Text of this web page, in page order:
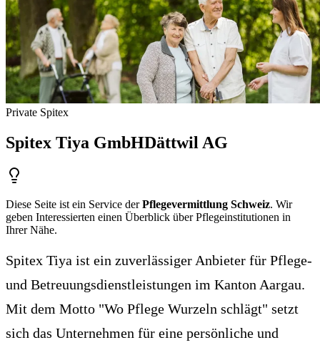
Private Spitex
Spitex Tiya GmbHDättwil AG
Diese Seite ist ein Service derPflegevermittlung Schweiz. Wir
geben Interessierten einen Überblick über Pflegeinstitutionen in
Ihrer Nähe.
Spitex Tiya ist ein zuverlässiger Anbieter für Pflege-
und Betreuungsdienstleistungen im Kanton Aargau.
Mit dem Motto "Wo Pflege Wurzeln schlägt" setzt
sich das Unternehmen für eine persönliche und